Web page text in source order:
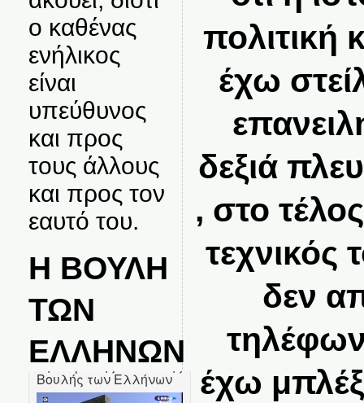
ο καθένας
ενήλικος
είναι
υπεύθυνος
και προς
τους άλλους
και προς τον
εαυτό του.
Η ΒΟΥΛΗ
ΤΩΝ
ΕΛΛΗΝΩΝ
πολιτική
έχω
δεξιά
, στο
τεχνικός
δεν
έχω